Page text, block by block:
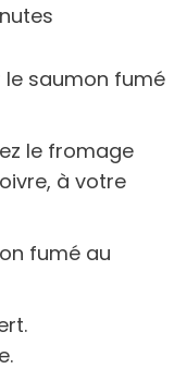
saumon fumé
le fromage
à votre
fumé au